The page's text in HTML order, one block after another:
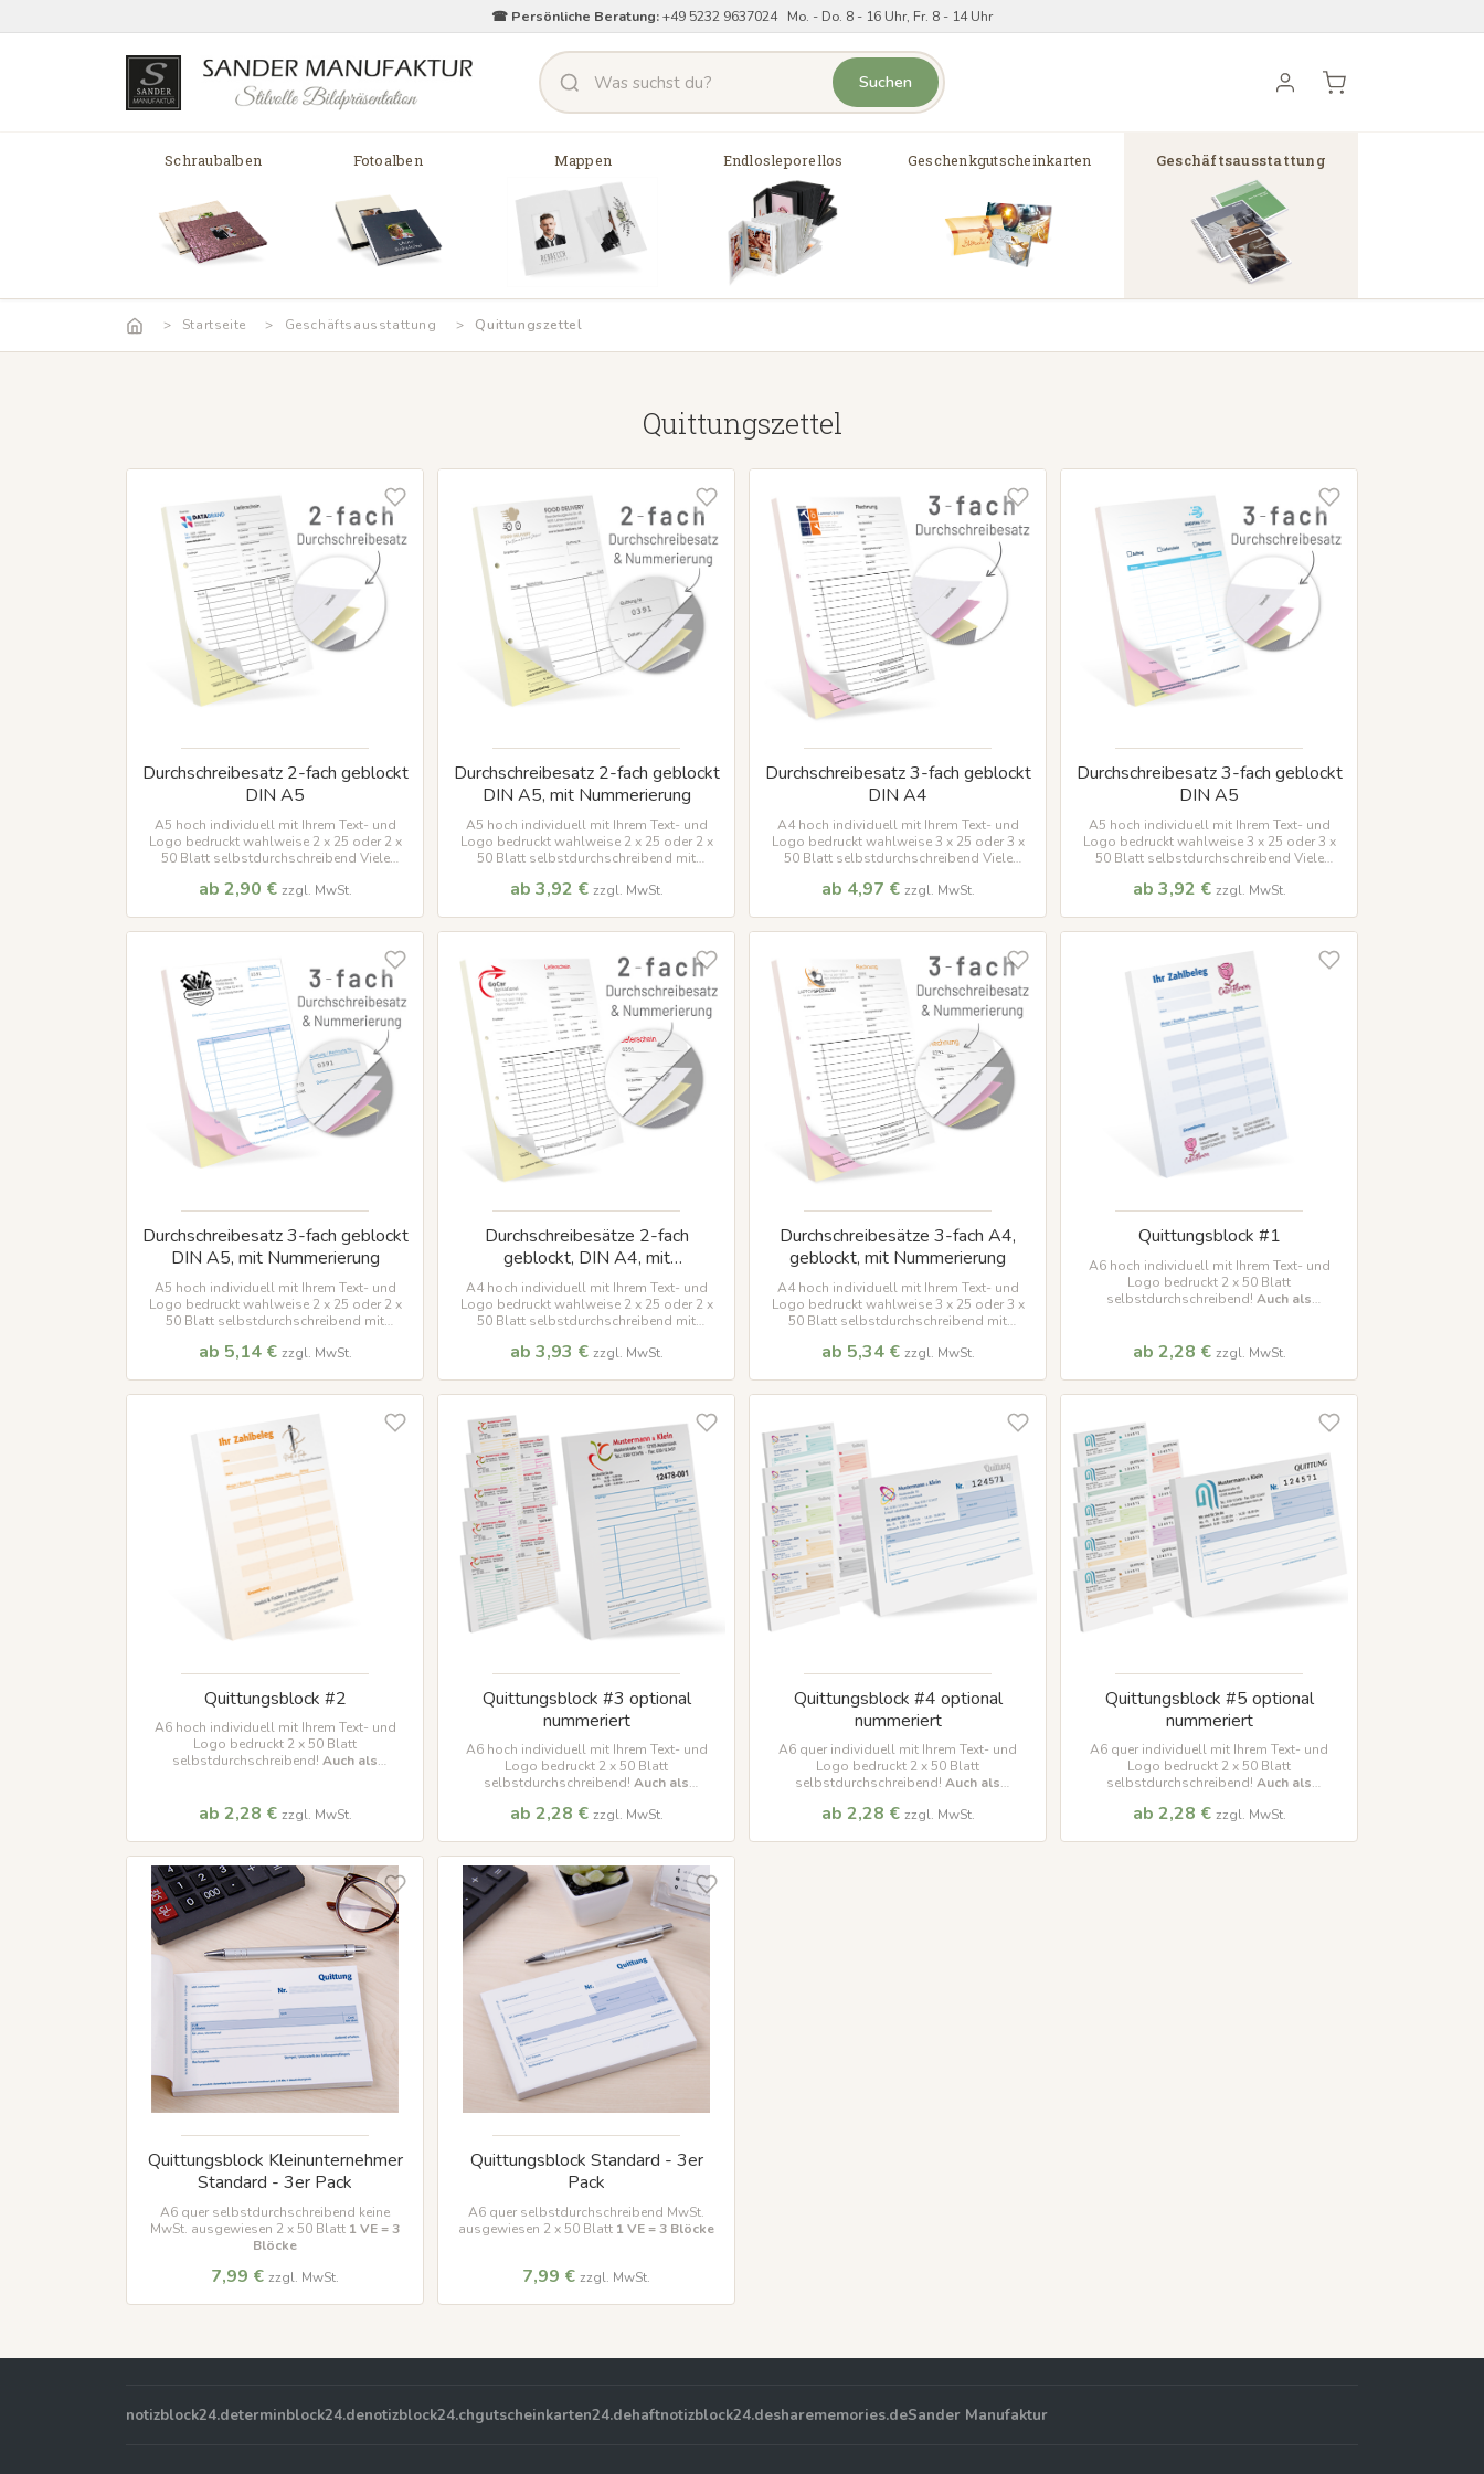
☎ Persönliche Beratung:+49 5232 9637024 Mo. - Do. 8 - 16 Uhr, Fr. 8 - 14 Uhr
Suchen
Schraubalben Fotoalben Mappen Endlosleporellos Geschenkgutscheinkarten Geschäftsausstattung
Startseite Geschäftsausstattung Quittungszettel
Quittungszettel
Durchschreibesatz 2-fach geblockt
DIN A5
A5 hoch individuell mit Ihrem Text- und
Logo bedruckt wahlweise 2 x 25 oder 2 x
50 Blatt selbstdurchschreibend Viele
ab 2,90 € zzgl. MwSt.
Durchschreibesatz 2-fach geblockt
DIN A5, mit Nummerierung
A5 hoch individuell mit Ihrem Text- und
Logo bedruckt wahlweise 2 x 25 oder 2 x
50 Blatt selbstdurchschreibend mit
ab 3,92 € zzgl. MwSt.
Durchschreibesatz 3-fach geblockt
DIN A4
A4 hoch individuell mit Ihrem Text- und
Logo bedruckt wahlweise 3 x 25 oder 3 x
50 Blatt selbstdurchschreibend Viele
ab 4,97 € zzgl. MwSt.
Durchschreibesatz 3-fach geblockt
DIN A5
A5 hoch individuell mit Ihrem Text- und
Logo bedruckt wahlweise 3 x 25 oder 3 x
50 Blatt selbstdurchschreibend Viele
ab 3,92 € zzgl. MwSt.
Durchschreibesatz 3-fach geblockt
DIN A5, mit Nummerierung
A5 hoch individuell mit Ihrem Text- und
Logo bedruckt wahlweise 2 x 25 oder 2 x
50 Blatt selbstdurchschreibend mit
ab 5,14 € zzgl. MwSt.
Durchschreibesätze 2-fach
geblockt, DIN A4, mit
Nummerierung
A4 hoch individuell mit Ihrem Text- und
Logo bedruckt wahlweise 2 x 25 oder 2 x
50 Blatt selbstdurchschreibend mit
ab 3,93 € zzgl. MwSt.
Durchschreibesätze 3-fach A4,
geblockt, mit Nummerierung
A4 hoch individuell mit Ihrem Text- und
Logo bedruckt wahlweise 3 x 25 oder 3 x
50 Blatt selbstdurchschreibend mit
ab 5,34 € zzgl. MwSt.
Quittungsblock #1
A6 hoch individuell mit Ihrem Text- und
Logo bedruckt 2 x 50 Blatt
selbstdurchschreibend! Auch als
ab 2,28 € zzgl. MwSt.
Quittungsblock #2
A6 hoch individuell mit Ihrem Text- und
Logo bedruckt 2 x 50 Blatt
selbstdurchschreibend! Auch als
ab 2,28 € zzgl. MwSt.
Quittungsblock #3 optional
nummeriert
A6 hoch individuell mit Ihrem Text- und
Logo bedruckt 2 x 50 Blatt
selbstdurchschreibend! Auch als
ab 2,28 € zzgl. MwSt.
Quittungsblock #4 optional
nummeriert
A6 quer individuell mit Ihrem Text- und
Logo bedruckt 2 x 50 Blatt
selbstdurchschreibend! Auch als
ab 2,28 € zzgl. MwSt.
Quittungsblock #5 optional
nummeriert
A6 quer individuell mit Ihrem Text- und
Logo bedruckt 2 x 50 Blatt
selbstdurchschreibend! Auch als
ab 2,28 € zzgl. MwSt.
Quittungsblock Kleinunternehmer
Standard - 3er Pack
A6 quer selbstdurchschreibend keine
MwSt. ausgewiesen 2 x 50 Blatt 1 VE = 3
Blöcke
7,99 € zzgl. MwSt.
Quittungsblock Standard - 3er
Pack
A6 quer selbstdurchschreibend MwSt.
ausgewiesen 2 x 50 Blatt 1 VE = 3 Blöcke
7,99 € zzgl. MwSt.
notizblock24.determinblock24.denotizblock24.chgutscheinkarten24.dehaftnotizblock24.desharememories.deSander Manufaktur